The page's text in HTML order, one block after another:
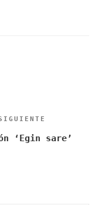
Siguiente
entrada
‘Egin sare’